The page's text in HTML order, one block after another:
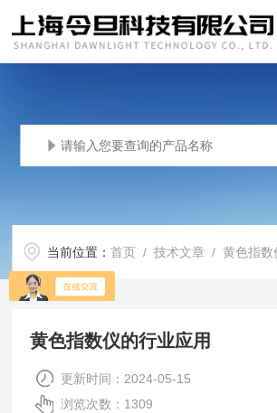
当前位置：首页 /技术文章 / 黄色指数
黄色指数仪的行业应用
更新时间：2024-05-15
浏览次数：1309